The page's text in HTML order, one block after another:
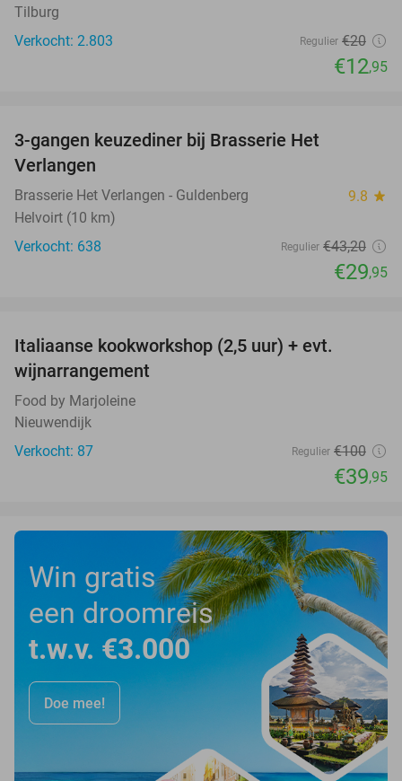
Tilburg
Verkocht: 2.803
Regulier €20
€12,95
3-gangen keuzediner bij Brasserie Het
Verlangen
Brasserie Het Verlangen - Guldenberg 9.8 star
Helvoirt (10 km)
Verkocht: 638
Regulier €43,20
€29,95
Italiaanse kookworkshop (2,5 uur) + evt.
wijnarrangement
Food by Marjoleine
Nieuwendijk
Verkocht: 87
Regulier €100
€39,95
Win gratis
een droomreis
t.w.v. €3.000
Doe mee!